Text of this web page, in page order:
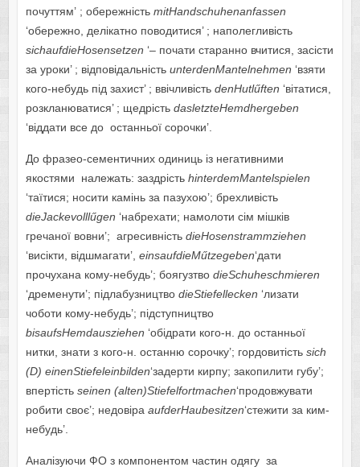
почуттям’ ; обережність mitHandschuhenanfassen
‘обережно, делікатно поводитися’ ; наполегливість
sichaufdieHosensetzen ‘– почати старанно вчитися, засісти
за уроки’ ; відповідальність unterdenMantelnehmen ‘взяти
кого-небудь під захист’ ; ввічливість denHutlűften ‘вітатися,
розкланюватися’ ; щедрість dasletzteHemdhergeben
‘віддати все до останньої сорочки’.
До фразео-сементичних одиниць із негативними
якостями належать: заздрість hinterdemMantelspielen
‘таїтися; носити камінь за пазухою’; брехливість
dieJackevolllűgen ‘набрехати; намолоти сім мішків
гречаної вовни’; агресивність dieHosenstrammziehen
‘висікти, відшмагати’, einsaufdieMűtzegeben‘дати
прочухана кому-небудь’; боягузтво dieSchuheschmieren
‘дременути’; підлабузництво dieStiefellecken ‘лизати
чоботи кому-небудь’; підступництво
bisaufsHemdausziehen ‘обідрати кого-н. до останньої
нитки, знати з кого-н. останню сорочку’; гордовитість sich
(D) einenStiefeleinbilden‘задерти кирпу; закопилити губу’;
впертість seinen (alten)Stiefelfortmachen‘продовжувати
робити своє’; недовіра aufderHaubesitzen‘стежити за ким-
небудь’.
Аналізуючи ФО з компонентом частин одягу за